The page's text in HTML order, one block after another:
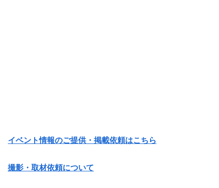
イベント情報のご提供・掲載依頼はこちら
撮影・取材依頼について